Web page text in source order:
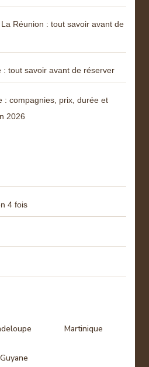
Réunion : tout savoir avant de
: tout savoir avant de réserver
: compagnies, prix, durée et
2026
4 fois
Martinique
Guyane